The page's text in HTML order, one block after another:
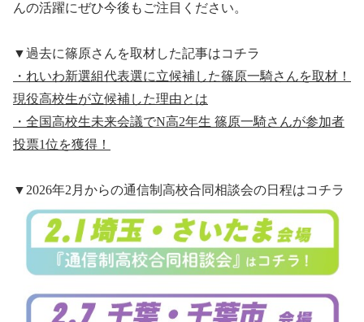
んの活躍にぜひ今後もご注目ください。
▼過去に篠原さんを取材した記事はコチラ
・れいわ新選組代表選に立候補した篠原一騎さんを取材！
現役高校生が立候補した理由とは
・全国高校生未来会議でN高2年生 篠原一騎さんが参加者
投票1位を獲得！
▼2026年2月からの通信制高校合同相談会の日程はコチラ